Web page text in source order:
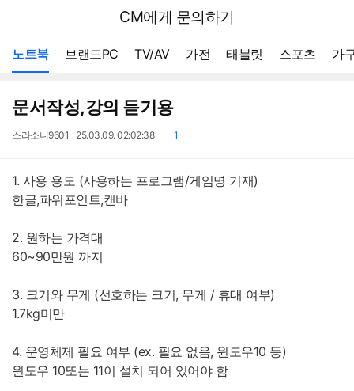
다나와
CM에게 문의하기
노트북 브랜드PC TV/AV 가전 태블릿 스포츠 가
문서작성,강의 듣기용
작
스라소니9601
작
25.03.09. 02:02:38
댓1
1. 사용 용도 (사용하는 프로그램/게임명 기재)
한글,파워포인트,캔바
2. 원하는 가격대
60~90만원 까지
3. 크기와 무게 (선호하는 크기, 무게 / 휴대 여부)
1.7kg미만
4. 운영체제 필요 여부 (ex. 필요 없음, 윈도우10 등)
윈도우 10또는 11이 설치 되어 있어야 함